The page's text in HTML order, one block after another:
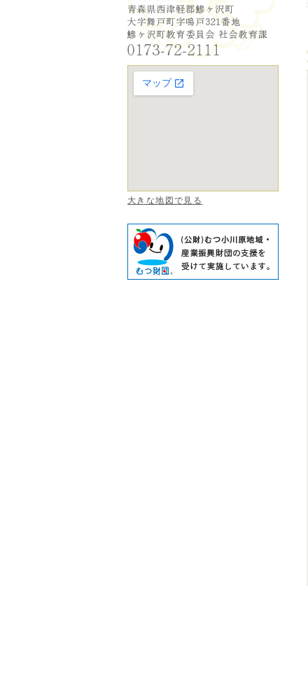
大きな地図で見る